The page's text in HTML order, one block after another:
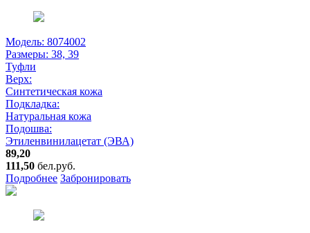
Модель: 8074002
Размеры: 38, 39
Туфли
Верх:
Синтетическая кожа
Подкладка:
Натуральная кожа
Подошва:
Этиленвинилацетат (ЭВА)
89,20
111,50 бел.руб.
Подробнее Забронировать